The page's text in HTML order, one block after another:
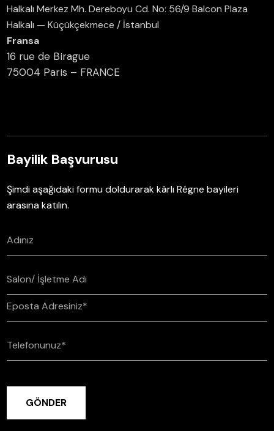
Halkalı Merkez Mh. Dereboyu Cd. No: 56/9 Balcon Plaza
Halkalı — Küçükçekmece / İstanbul
Fransa
16 rue de Birague
75004 Paris – FRANCE
Bayilik Başvurusu
Şimdi aşağıdaki formu doldurarak kârlı Régne bayileri
arasına katılın.